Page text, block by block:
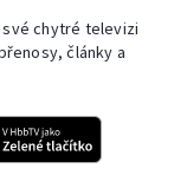
své chytré televizi
články a